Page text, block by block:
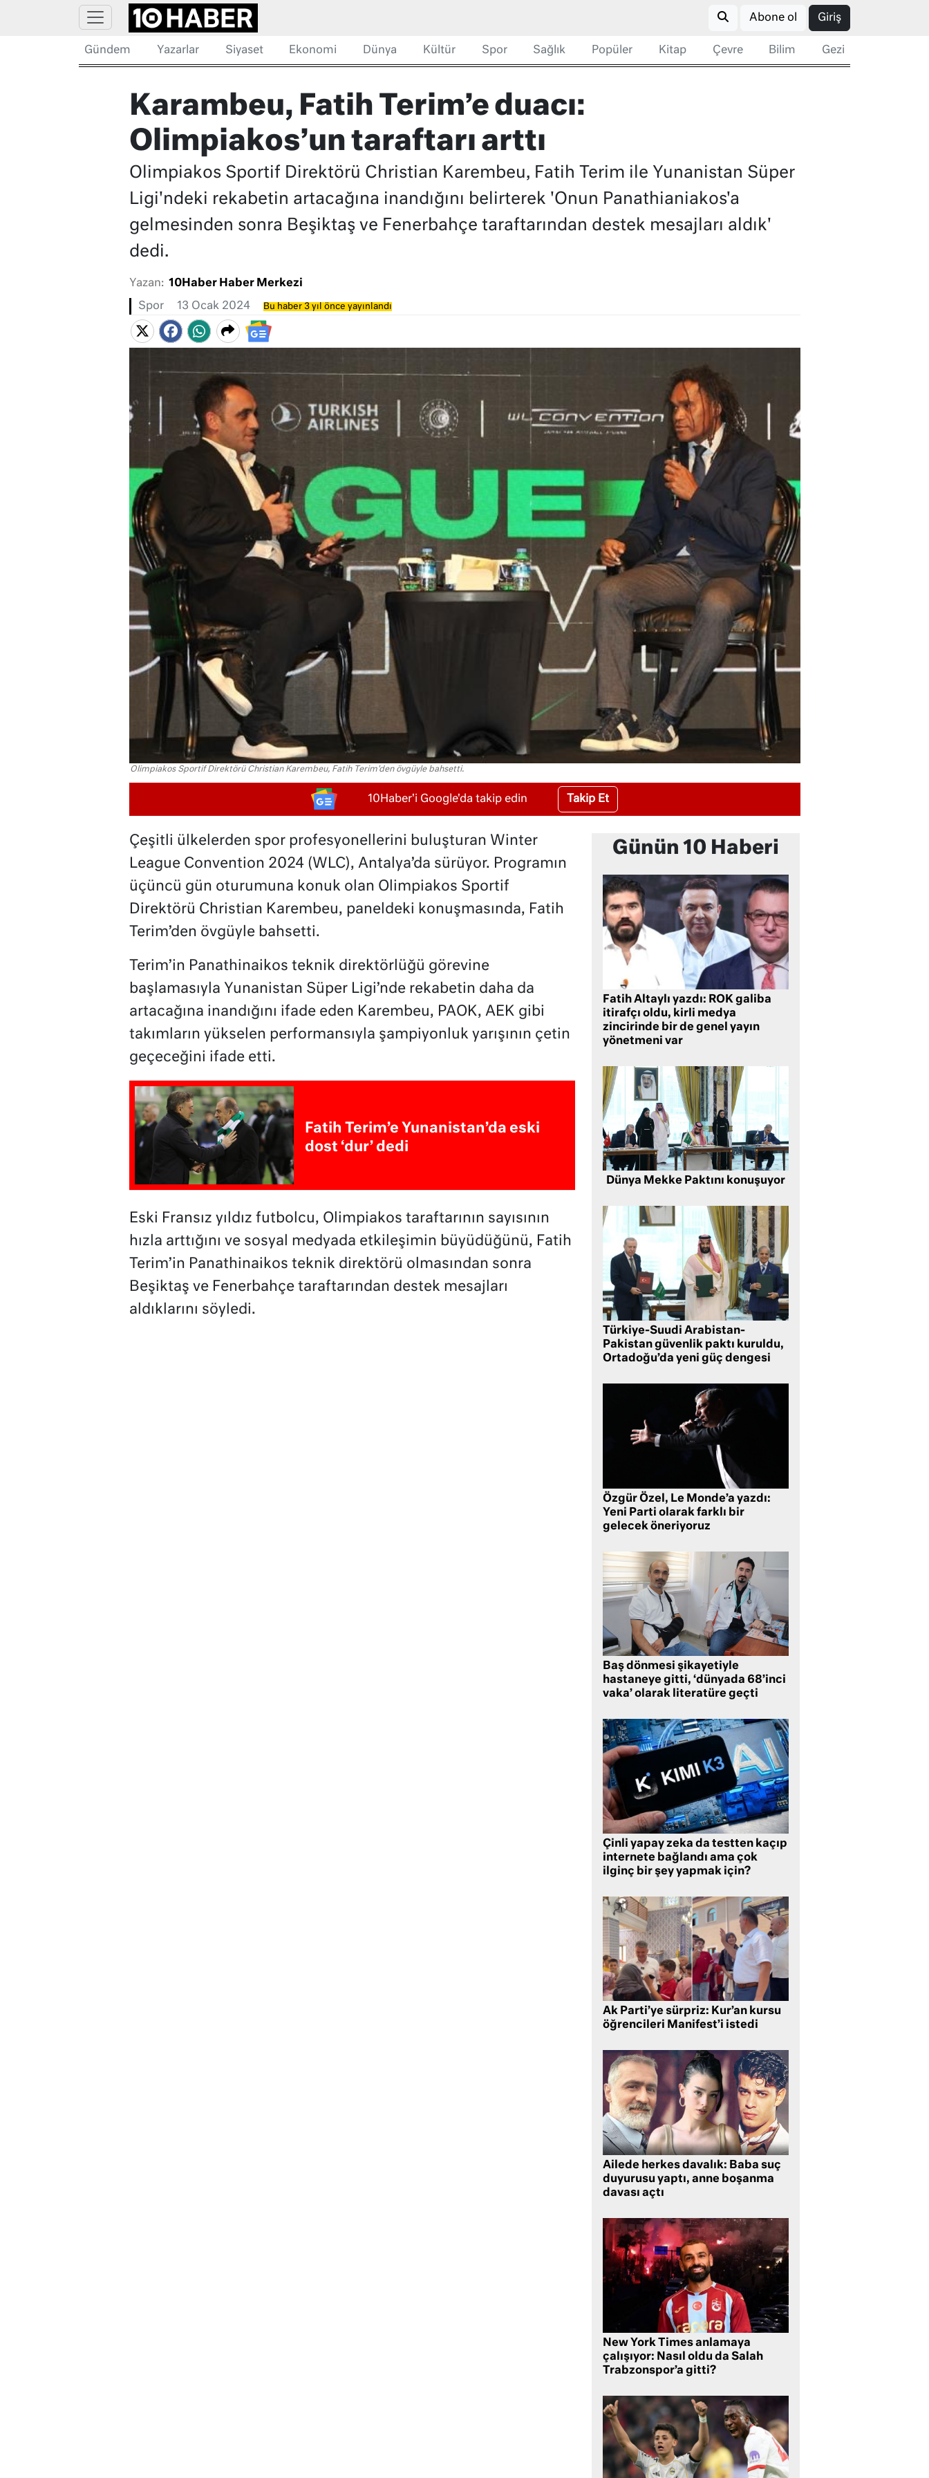
Abone ol Giriş
Gündem Yazarlar Siyaset Ekonomi Dünya Kültür Spor Sağlık Popüler Kitap Çevre Bilim Gezi
Karambeu, Fatih Terim’e duacı:
Olimpiakos’un taraftarı arttı
Olimpiakos Sportif Direktörü Christian Karembeu, Fatih Terim ile Yunanistan Süper
Ligi'ndeki rekabetin artacağına inandığını belirterek 'Onun Panathianiakos'a
gelmesinden sonra Beşiktaş ve Fenerbahçe taraftarından destek mesajları aldık'
dedi.
Yazan: 10Haber Haber Merkezi
Spor 13 Ocak 2024 Bu haber 3 yıl önce yayınlandı
Olimpiakos Sportif Direktörü Christian Karembeu, Fatih Terim'den övgüyle bahsetti.
10Haber'i Google'da takip edin Takip Et
Çeşitli ülkelerden spor profesyonellerini buluşturan Winter
League Convention 2024 (WLC), Antalya’da sürüyor. Programın
üçüncü gün oturumuna konuk olan Olimpiakos Sportif
Direktörü Christian Karembeu, paneldeki konuşmasında, Fatih
Terim’den övgüyle bahsetti.
Terim’in Panathinaikos teknik direktörlüğü görevine
başlamasıyla Yunanistan Süper Ligi’nde rekabetin daha da
artacağına inandığını ifade eden Karembeu, PAOK, AEK gibi
takımların yükselen performansıyla şampiyonluk yarışının çetin
geçeceğini ifade etti.
Fatih Terim’e Yunanistan’da eski
dost ‘dur’ dedi
Eski Fransız yıldız futbolcu, Olimpiakos taraftarının sayısının
hızla arttığını ve sosyal medyada etkileşimin büyüdüğünü, Fatih
Terim’in Panathinaikos teknik direktörü olmasından sonra
Beşiktaş ve Fenerbahçe taraftarından destek mesajları
aldıklarını söyledi.
Günün 10 Haberi
Fatih Altaylı yazdı: ROK galiba
itirafçı oldu, kirli medya
zincirinde bir de genel yayın
yönetmeni var
Dünya Mekke Paktını konuşuyor
Türkiye-Suudi Arabistan-
Pakistan güvenlik paktı kuruldu,
Ortadoğu’da yeni güç dengesi
Özgür Özel, Le Monde’a yazdı:
Yeni Parti olarak farklı bir
gelecek öneriyoruz
Baş dönmesi şikayetiyle
hastaneye gitti, ‘dünyada 68’inci
vaka’ olarak literatüre geçti
Çinli yapay zeka da testten kaçıp
internete bağlandı ama çok
ilginç bir şey yapmak için?
Ak Parti’ye sürpriz: Kur’an kursu
öğrencileri Manifest’i istedi
Ailede herkes davalık: Baba suç
duyurusu yaptı, anne boşanma
davası açtı
New York Times anlamaya
çalışıyor: Nasıl oldu da Salah
Trabzonspor’a gitti?